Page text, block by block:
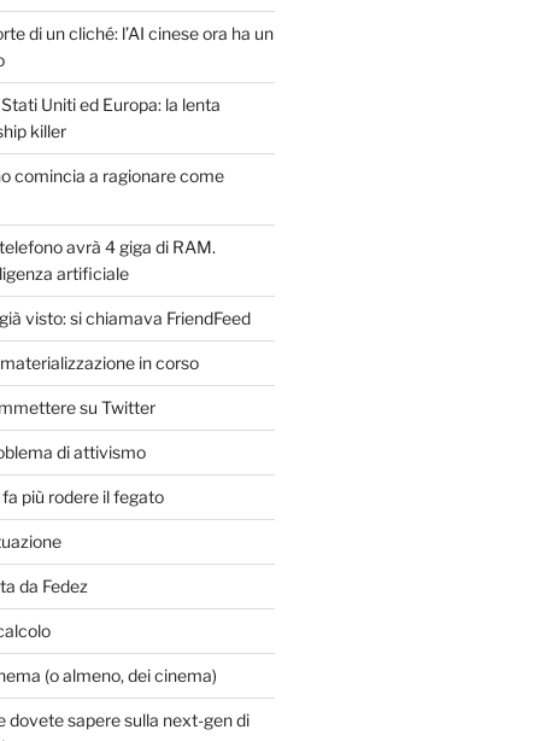
di un cliché: l’AI cinese ora ha un
Uniti ed Europa: la lenta
killer
comincia a ragionare come
avrà 4 giga di RAM.
artificiale
visto: si chiamava FriendFeed
in corso
su Twitter
di attivismo
più rodere il fegato
da Fedez
(o almeno, dei cinema)
dovete sapere sulla next-gen di